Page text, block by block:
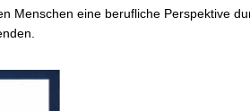
Menschen eine berufliche Perspektive